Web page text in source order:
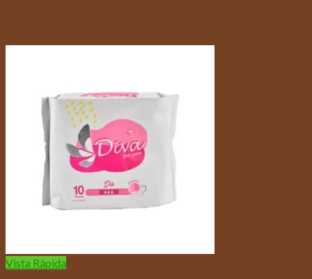
Vista Rápida